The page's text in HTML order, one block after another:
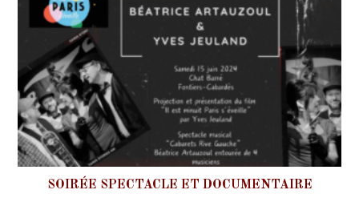
SOIRÉE SPECTACLE ET DOCUMENTAIRE